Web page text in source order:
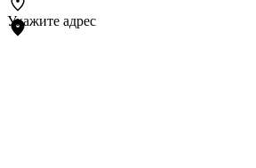
Укажите адрес